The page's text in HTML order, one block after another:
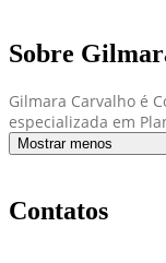
Sobre
Gilmara Carvalho é
especializada em
Mostrar menos
Contatos